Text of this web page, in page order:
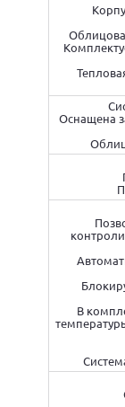
Оснащена
В